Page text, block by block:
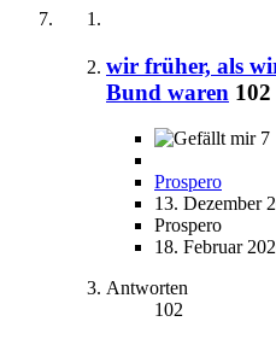
wir früher, als
Bund waren 102
7
Prospero
13. Dezember
Prospero
18. Februar
Antworten
102